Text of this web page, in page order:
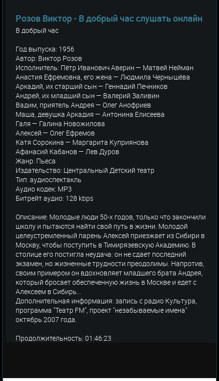
Розов Виктор - В добрый час слушать онлайн
В добрый час
Год выпуска: 1956
Автор: Виктор Розов
Исполнитель: Пётр Иванович Аверин — Матвей Нейман
Анастия Ефремовна, его жена — Людмила Чернышёва
Аркадий, их старший сын — Геннадий Печников
Андрей, их младший сын — Валерий Заливин
Вадим, приятель Андрея — Олег Анофриев
Маша, девушка Аркадия — Антонина Елисеева
Галя — Галина Новожилова
Алексей — Олег Ефремов
Катя Сорокина — Маргарита Куприянова
Афанасий Кабанов — Лев Дуров
Жанр: Пьеса
Издательство: Центральный Детский театр
Тип: аудиоспектакль
Аудио кодек: MP3
Битрейт аудио: 128 kbps
Описание: Молодые люди 50-х годов, только что закончили
школу и пытаются найти свой путь в жизни. Молодой
целеустремленный парень Алексей приезжает из Сибири в
Москву, чтобы поступить в Тимирязевскую Академию. В
столице его постигла неудача: он не сдает последний
экзамен, но жизненные трудности преодолимы. Напротив,
своим примером он вдохновляет младшего брата Андрея,
который бросает обеспеченную жизнь в Москве и едет с
Алексеем в Сибирь...
Дополнительная информация: запись с радио Культура,
программа "Театр FM", проект "незабываемые имена"
октябрь 2007 года.
Продолжительность: 01:46:23